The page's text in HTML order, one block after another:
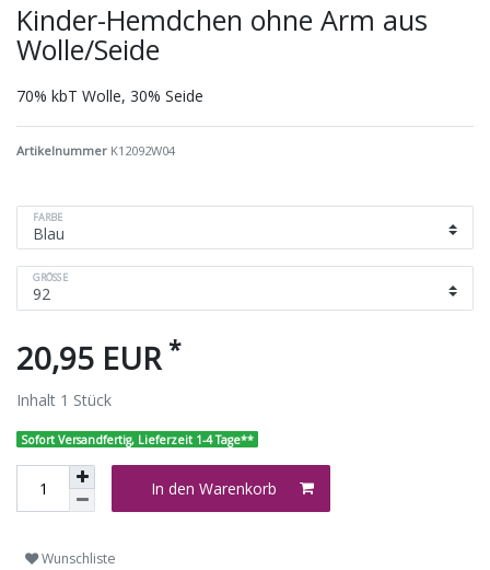
Kinder-Hemdchen ohne Arm aus
Wolle/Seide
70% kbT Wolle, 30% Seide
Artikelnummer K12092W04
FARBE
GRÖSSE
20,95 EUR *
Inhalt 1 Stück
Sofort Versandfertig, Lieferzeit 1-4 Tage**
In den Warenkorb
Wunschliste